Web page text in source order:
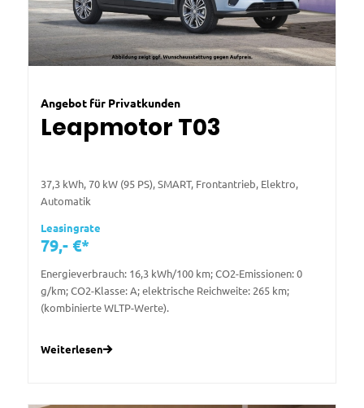
Angebot für Privatkunden
Leapmotor T03
37,3 kWh, 70 kW (95 PS), SMART, Frontantrieb, Elektro,
Automatik
Leasingrate
79,- €*
Energieverbrauch: 16,3 kWh/100 km; CO2-Emissionen: 0
g/km; CO2-Klasse: A; elektrische Reichweite: 265 km;
(kombinierte WLTP-Werte).
Weiterlesen